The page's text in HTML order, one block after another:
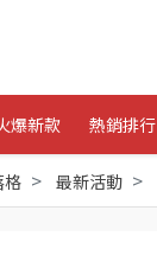
爆新款 熱銷排行
格 最新活動